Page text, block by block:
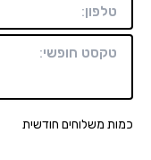
משלוחים חודשית